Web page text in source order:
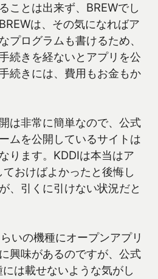
ことは出来ず、BREWでし
は、その気になればア
プログラムも書けるため、
続きを経ないとアプリを公
続きには、費用もお金もか
は非常に簡単なので、公式
ムを公開しているサイトは
ります。KDDIは本当はア
おけばよかったと後悔し
、引くに引けない状況だと
いの機種にオープンアプリ
興味があるのですが、公式
は載せないような気がし